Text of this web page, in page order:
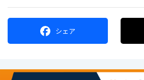
シェア